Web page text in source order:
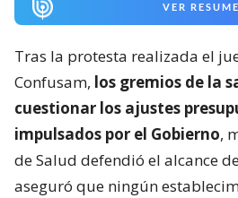
VER
Tras la protesta realizada el
Confusam, los gremios de la
cuestionar los ajustes
impulsados por el Gobierno,
de Salud defendió el alcance
aseguró que ningún